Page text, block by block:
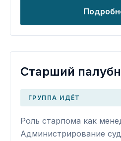
Старший
ГРУППА ИДЁТ
Роль старпома как
Администрирование